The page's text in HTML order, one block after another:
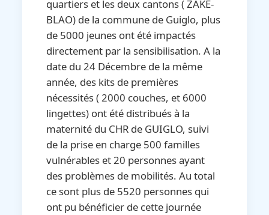
quartiers et les deux cantons ( ZAKE-
BLAO) de la commune de Guiglo, plus
de 5000 jeunes ont été impactés
directement par la sensibilisation. A la
date du 24 Décembre de la même
année, des kits de premières
nécessités ( 2000 couches, et 6000
lingettes) ont été distribués à la
maternité du CHR de GUIGLO, suivi
de la prise en charge 500 familles
vulnérables et 20 personnes ayant
des problèmes de mobilités. Au total
ce sont plus de 5520 personnes qui
ont pu bénéficier de cette journée